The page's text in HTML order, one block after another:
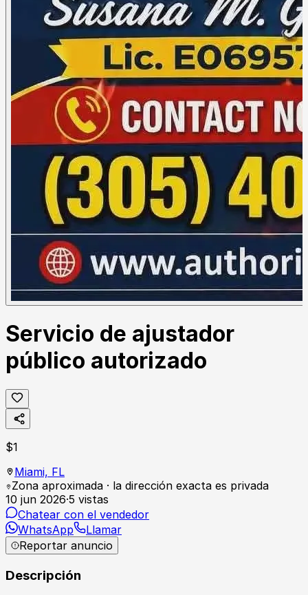
Servicio de ajustador
público autorizado
$1
Miami, FL
Zona aproximada · la dirección exacta es privada
10 jun 2026·5 vistas
Chatear con el vendedor
WhatsApp
Llamar
Reportar anuncio
Descripción